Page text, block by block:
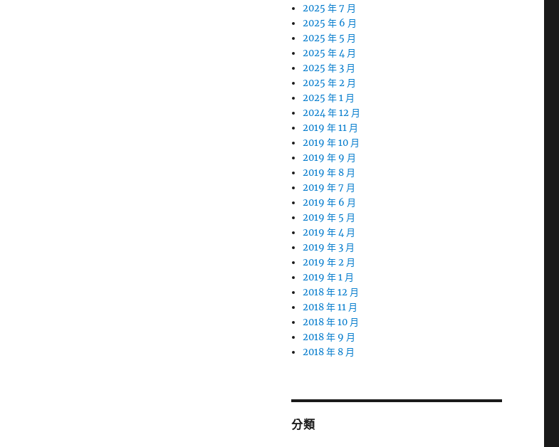
2025 年 7 月
2025 年 6 月
2025 年 5 月
2025 年 4 月
2025 年 3 月
2025 年 2 月
2025 年 1 月
2024 年 12 月
2019 年 11 月
2019 年 10 月
2019 年 9 月
2019 年 8 月
2019 年 7 月
2019 年 6 月
2019 年 5 月
2019 年 4 月
2019 年 3 月
2019 年 2 月
2019 年 1 月
2018 年 12 月
2018 年 11 月
2018 年 10 月
2018 年 9 月
2018 年 8 月
分類